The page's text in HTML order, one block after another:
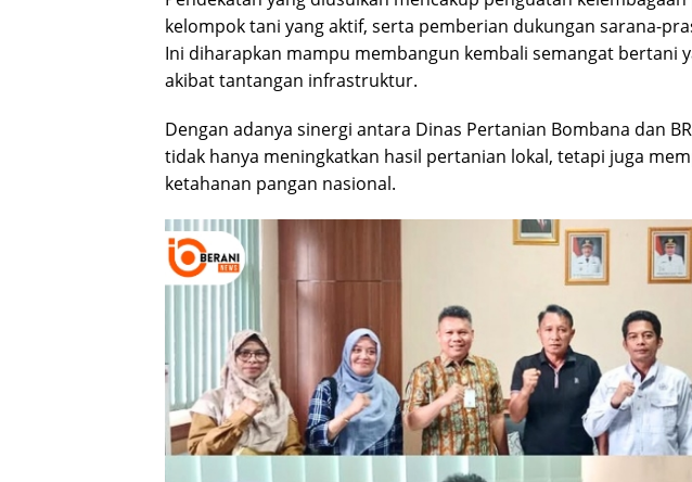
kelompok tani yang aktif, serta pemberian dukungan sarana-
Ini diharapkan mampu membangun kembali semangat bertani
akibat tantangan infrastruktur.
Dengan adanya sinergi antara Dinas Pertanian Bombana dan
tidak hanya meningkatkan hasil pertanian lokal, tetapi juga
ketahanan pangan nasional.